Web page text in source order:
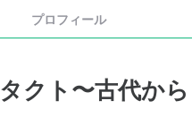
プロフィール
クト〜古代から